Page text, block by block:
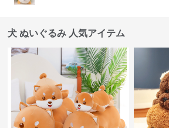
犬 ぬいぐるみ 人気アイテム